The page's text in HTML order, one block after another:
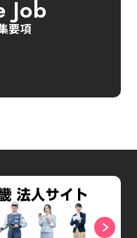
Job
要項